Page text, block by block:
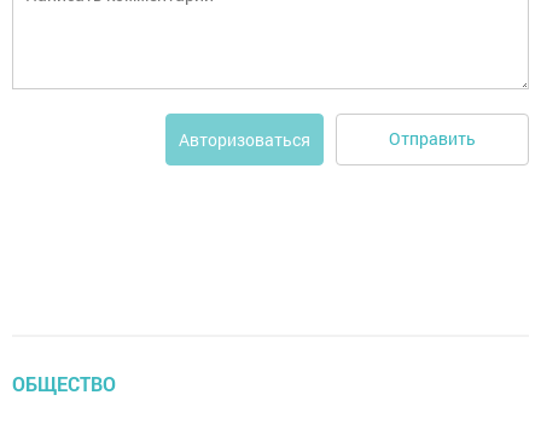
Авторизоваться Отправить
ОБЩЕСТВО